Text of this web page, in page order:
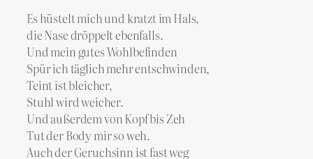
Es hüstelt mich und kratzt im Hals,
die Nase dröppelt ebenfalls.
Und mein gutes Wohlbefinden
Spür ich täglich mehr entschwinden,
Teint ist bleicher,
Stuhl wird weicher.
Und außerdem von Kopf bis Zeh
Tut der Body mir so weh.
Auch der Geruchsinn ist fast weg